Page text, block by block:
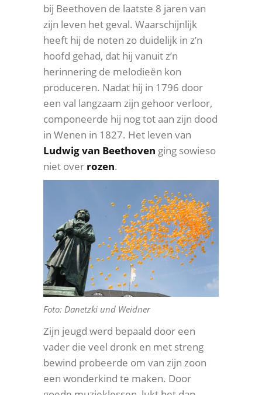
bij Beethoven de laatste 8 jaren van
zijn leven het geval. Waarschijnlijk
heeft hij de noten zo duidelijk in z’n
hoofd gehad, dat hij vanuit z’n
herinnering de melodieën kon
produceren. Nadat hij in 1796 door
een val langzaam zijn gehoor verloor,
componeerde hij nog tot aan zijn dood
in Wenen in 1827. Het leven van
Ludwig van Beethoven ging sowieso
niet over rozen.
Foto: Danetzki und Weidner
Zijn jeugd werd bepaald door een
vader die veel dronk en met streng
bewind probeerde om van zijn zoon
een wonderkind te maken. Door